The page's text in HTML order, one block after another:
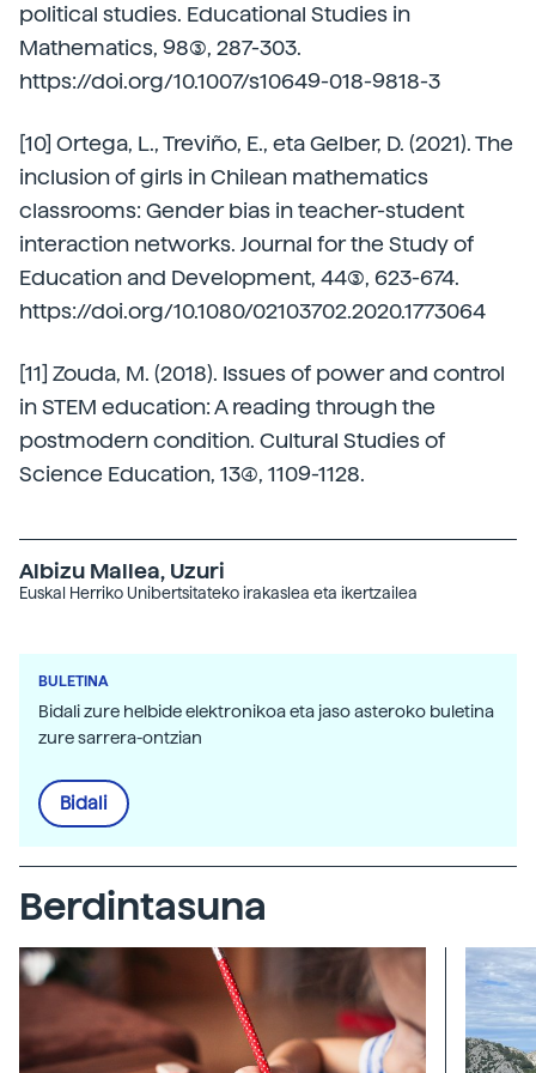
political studies. Educational Studies in
Mathematics, 98(3), 287-303.
https://doi.org/10.1007/s10649-018-9818-3
[10] Ortega, L., Treviño, E., eta Gelber, D. (2021). The
inclusion of girls in Chilean mathematics
classrooms: Gender bias in teacher-student
interaction networks. Journal for the Study of
Education and Development, 44(3), 623-674.
https://doi.org/10.1080/02103702.2020.1773064
[11] Zouda, M. (2018). Issues of power and control
in STEM education: A reading through the
postmodern condition. Cultural Studies of
Science Education, 13(4), 1109-1128.
Albizu Mallea, Uzuri
Euskal Herriko Unibertsitateko irakaslea eta ikertzailea
BULETINA
Bidali zure helbide elektronikoa eta jaso asteroko buletina
zure sarrera-ontzian
Bidali
Berdintasuna